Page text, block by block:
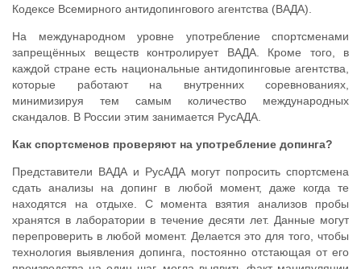
Кодексе Всемирного антидопингового агентства (ВАДА).
На международном уровне употребление спортсменами
запрещённых веществ контролирует ВАДА. Кроме того, в
каждой стране есть национальные антидопинговые агентства,
которые работают на внутренних соревнованиях,
минимизируя тем самым количество международных
скандалов. В России этим занимается РусАДА.
Как спортсменов проверяют на употребление допинга?
Представители ВАДА и РусАДА могут попросить спортсмена
сдать анализы на допинг в любой момент, даже когда те
находятся на отдыхе. С момента взятия анализов пробы
хранятся в лаборатории в течение десяти лет. Данные могут
перепроверить в любой момент. Делается это для того, чтобы
технология выявления допинга, постоянно отстающая от его